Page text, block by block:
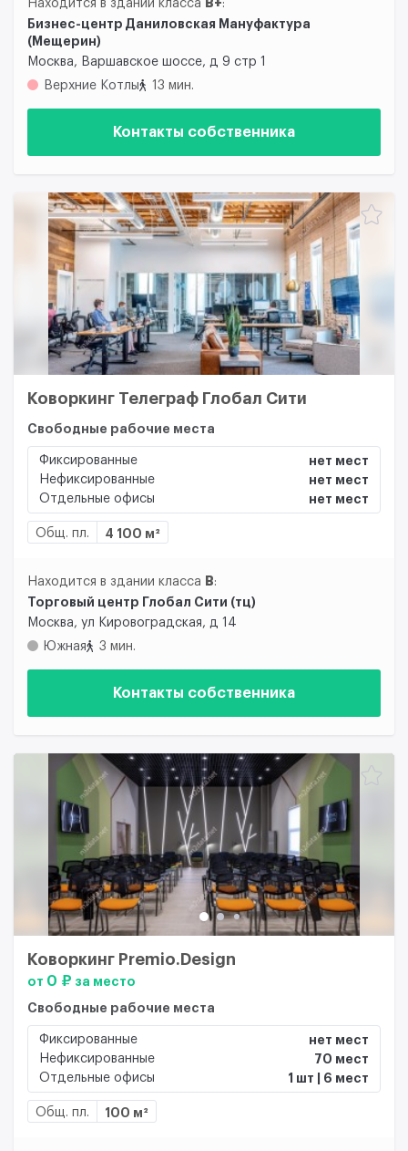
Находится в здании класса B+:
Бизнес-центр Даниловская Мануфактура
(Мещерин)
Москва, Варшавское шоссе, д 9 стр 1
Верхние Котлы
13 мин.
Контакты собственника
Коворкинг Телеграф Глобал Сити
Свободные рабочие места
Фиксированные
нет мест
Нефиксированные
нет мест
Отдельные офисы
нет мест
Общ. пл. 4 100 м²
Находится в здании класса B:
Торговый центр Глобал Сити (тц)
Москва, ул Кировоградская, д 14
Южная
3 мин.
Контакты собственника
Коворкинг Premio.Design
от 0 ₽ за место
Свободные рабочие места
Фиксированные
нет мест
Нефиксированные
70 мест
Отдельные офисы
1 шт | 6 мест
Общ. пл. 100 м²